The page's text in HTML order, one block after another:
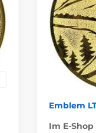
Emblem
Im E-